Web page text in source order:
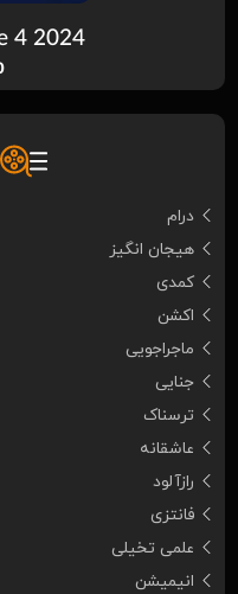
4 2024
درام
هیجان انگیز
کمدی
اکشن
ماجراجویی
جنایی
ترسناک
عاشقانه
رازآلود
فانتزی
علمی تخیلی
انیمیشن